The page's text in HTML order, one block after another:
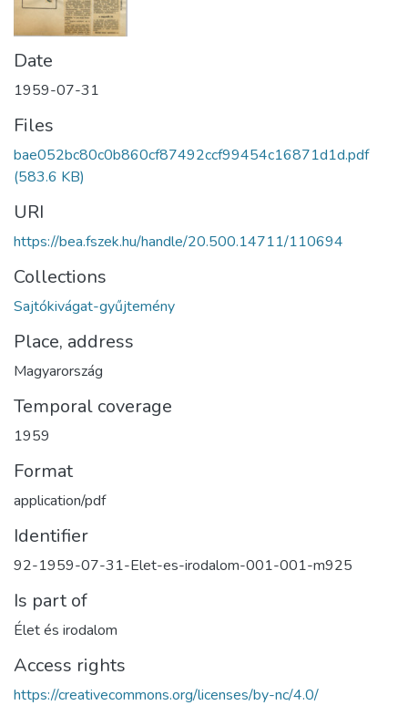
Date
1959-07-31
Files
bae052bc80c0b860cf87492ccf99454c16871d1d.pdf
(583.6 KB)
URI
https://bea.fszek.hu/handle/20.500.14711/110694
Collections
Sajtókivágat-gyűjtemény
Place, address
Magyarország
Temporal coverage
1959
Format
application/pdf
Identifier
92-1959-07-31-Elet-es-irodalom-001-001-m925
Is part of
Élet és irodalom
Access rights
https://creativecommons.org/licenses/by-nc/4.0/